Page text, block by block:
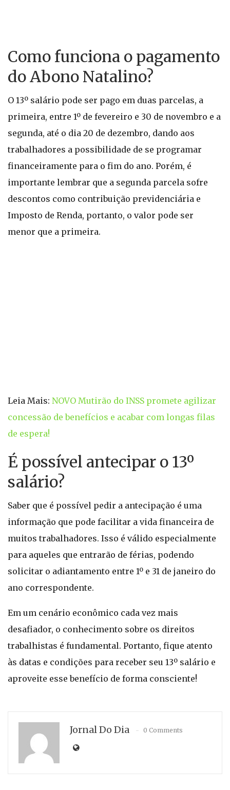
Como funciona o pagamento
do Abono Natalino?
O 13º salário pode ser pago em duas parcelas, a
primeira, entre 1º de fevereiro e 30 de novembro e a
segunda, até o dia 20 de dezembro, dando aos
trabalhadores a possibilidade de se programar
financeiramente para o fim do ano. Porém, é
importante lembrar que a segunda parcela sofre
descontos como contribuição previdenciária e
Imposto de Renda, portanto, o valor pode ser
menor que a primeira.
Leia Mais: NOVO Mutirão do INSS promete agilizar
concessão de benefícios e acabar com longas filas
de espera!
É possível antecipar o 13º
salário?
Saber que é possível pedir a antecipação é uma
informação que pode facilitar a vida financeira de
muitos trabalhadores. Isso é válido especialmente
para aqueles que entrarão de férias, podendo
solicitar o adiantamento entre 1º e 31 de janeiro do
ano correspondente.
Em um cenário econômico cada vez mais
desafiador, o conhecimento sobre os direitos
trabalhistas é fundamental. Portanto, fique atento
às datas e condições para receber seu 13º salário e
aproveite esse benefício de forma consciente!
Jornal Do Dia 0 Comments